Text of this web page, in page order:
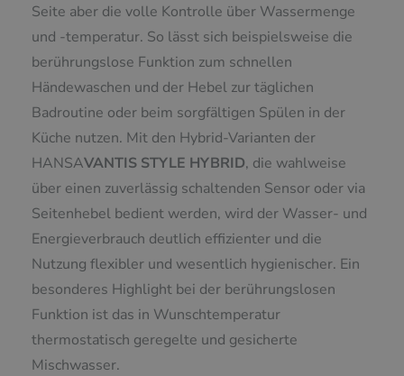
Seite aber die volle Kontrolle über Wassermenge
und -temperatur. So lässt sich beispielsweise die
berührungslose Funktion zum schnellen
Händewaschen und der Hebel zur täglichen
Badroutine oder beim sorgfältigen Spülen in der
Küche nutzen. Mit den Hybrid-Varianten der
HANSAVANTIS STYLE HYBRID, die wahlweise
über einen zuverlässig schaltenden Sensor oder via
Seitenhebel bedient werden, wird der Wasser- und
Energieverbrauch deutlich effizienter und die
Nutzung flexibler und wesentlich hygienischer. Ein
besonderes Highlight bei der berührungslosen
Funktion ist das in Wunschtemperatur
thermostatisch geregelte und gesicherte
Mischwasser.